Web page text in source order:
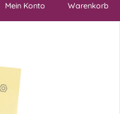
Warenkorb
Mein Konto